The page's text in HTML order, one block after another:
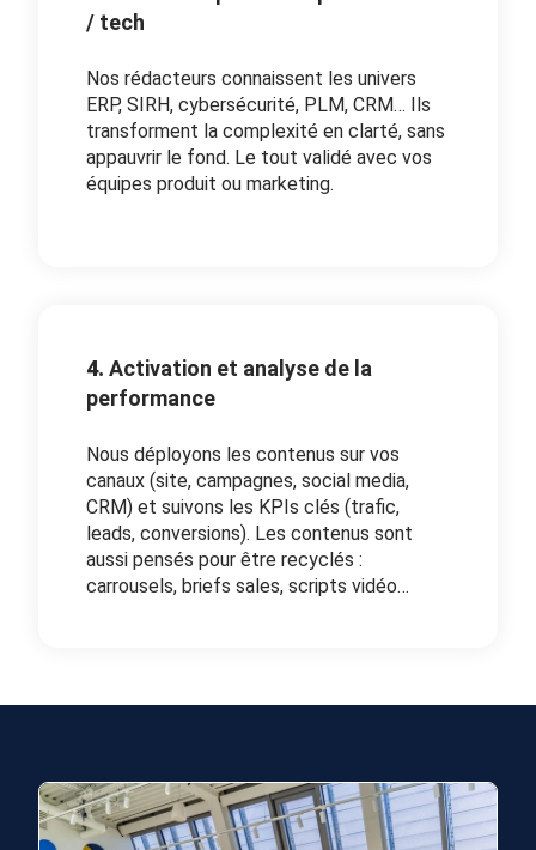
/ tech
Nos rédacteurs connaissent les univers
ERP, SIRH, cybersécurité, PLM, CRM… Ils
transforment la complexité en clarté, sans
appauvrir le fond. Le tout validé avec vos
équipes produit ou marketing.
4. Activation et analyse de la
performance
Nous déployons les contenus sur vos
canaux (site, campagnes, social media,
CRM) et suivons les KPIs clés (trafic,
leads, conversions). Les contenus sont
aussi pensés pour être recyclés :
carrousels, briefs sales, scripts vidéo…